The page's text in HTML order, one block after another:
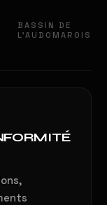
BASSIN DE
L'AUDOMAROIS